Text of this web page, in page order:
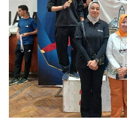
تواصل معنا
الطلاب
هيئة التدريس
الدراسات العليا